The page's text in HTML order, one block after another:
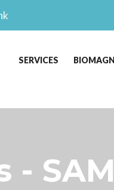
SERVICES
-